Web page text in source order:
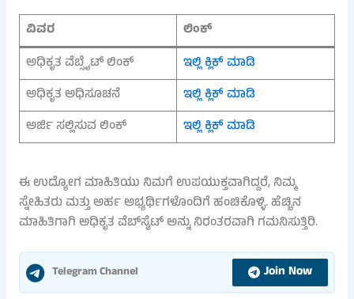
ವಿವರ
ಲಿಂಕ್
ಅಧಿಕೃತ ವೆಬ್ಸೈಟ್ ಲಿಂಕ್
ಇಲ್ಲಿ ಕ್ಲಿಕ್ ಮಾಡಿ
ಅಧಿಕೃತ ಅಧಿಸೂಚನೆ
ಇಲ್ಲಿ ಕ್ಲಿಕ್ ಮಾಡಿ
ಅರ್ಜಿ ಸಲ್ಲಿಸುವ ಲಿಂಕ್
ಇಲ್ಲಿ ಕ್ಲಿಕ್ ಮಾಡಿ
ಈ ಉದ್ಯೋಗ ಮಾಹಿತಿಯು ನಿಮಗೆ ಉಪಯುಕ್ತವಾಗಿದ್ದರೆ, ನಿಮ್ಮ
ಸ್ನೇಹಿತರು ಮತ್ತು ಅರ್ಹ ಅಭ್ಯರ್ಥಿಗಳೊಂದಿಗೆ ಹಂಚಿಕೊಳ್ಳಿ. ಹೆಚ್ಚಿನ
ಮಾಹಿತಿಗಾಗಿ ಅಧಿಕೃತ ವೆಬ್‌ಸೈಟ್ ಅನ್ನು ನಿರಂತರವಾಗಿ ಗಮನಿಸುತ್ತಿರಿ.
Telegram Channel Join Now